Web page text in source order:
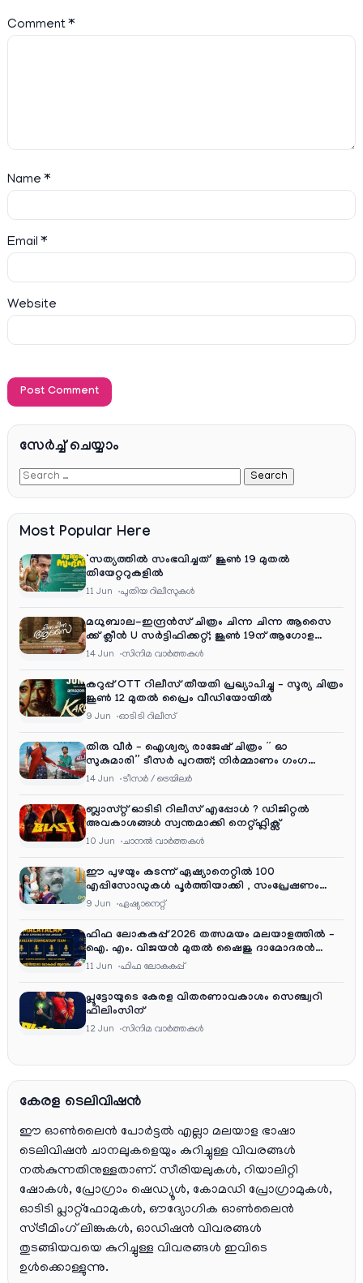
Comment*
Name*
Email*
Website
സേര്‍ച്ച്‌ ചെയ്യാം
Most Popular Here
‘സത്യത്തിൽ സംഭവിച്ചത്’ ജൂൺ 19 മുതൽ
തിയേറ്ററുകളിൽ
11 Jun പുതിയ റിലീസുകള്‍
മധുബാല-ഇന്ദ്രൻസ് ചിത്രം ചിന്ന ചിന്ന ആസൈ
ക്ക് ക്ലീൻ U സർട്ടിഫിക്കറ്റ്; ജൂൺ 19ന് ആഗോള
റിലീസ്
14 Jun സിനിമ വാര്‍ത്തകള്‍
കറുപ്പ് OTT റിലീസ് തീയതി പ്രഖ്യാപിച്ചു – സൂര്യ ചിത്രം
ജൂൺ 12 മുതൽ പ്രൈം വീഡിയോയിൽ
9 Jun ഓടിടി റിലീസ്
തിരു വീർ – ഐശ്വര്യ രാജേഷ് ചിത്രം ” ഓ
സുകുമാരി” ടീസർ പുറത്ത്; നിർമ്മാണം ഗംഗ
എന്റർടൈൻമെന്റ്‌സ്
14 Jun ടീസര്‍ / ട്രെയിലര്‍
ബ്ലാസ്റ്റ് ഓടിടി റിലീസ് എപ്പോൾ ? ഡിജിറ്റൽ
അവകാശങ്ങൾ സ്വന്തമാക്കി നെറ്റ്ഫ്ലിക്സ്
10 Jun ചാനല്‍ വാര്‍ത്തകള്‍
ഈ പുഴയും കടന്ന് ഏഷ്യാനെറ്റിൽ 100
എപ്പിസോഡുകൾ പൂർത്തിയാക്കി , സംപ്രേഷണം
തിങ്കൾ മുതൽ വെള്ളി വരെ രാത്രി 9:30 ന്
9 Jun ഏഷ്യാനെറ്റ്‌
ഫിഫ ലോകകപ്പ് 2026 തത്സമയം മലയാളത്തിൽ –
ഐ. എം. വിജയൻ മുതൽ ഷൈജു ദാമോദരൻ
വരെ കമന്ററി സംഘത്തിൽ
11 Jun ഫിഫ ലോകകപ്പ്
പ്ലൂട്ടോയുടെ കേരള വിതരണാവകാശം സെഞ്ച്വറി
ഫിലിംസിന്
12 Jun സിനിമ വാര്‍ത്തകള്‍
കേരള ടെലിവിഷൻ
ഈ ഓൺലൈൻ പോർട്ടൽ എല്ലാ മലയാള ഭാഷാ
ടെലിവിഷൻ ചാനലുകളെയും കുറിച്ചുള്ള വിവരങ്ങൾ
നൽകുന്നതിനുള്ളതാണ്. സീരിയലുകൾ, റിയാലിറ്റി
ഷോകൾ, പ്രോഗ്രാം ഷെഡ്യൂൾ, കോമഡി പ്രോഗ്രാമുകൾ,
ഓടിടി പ്ലാറ്റ്‌ഫോമുകൾ, ഔദ്യോഗിക ഓൺലൈൻ
സ്ട്രീമിംഗ് ലിങ്കുകൾ, ഓഡിഷൻ വിവരങ്ങൾ
തുടങ്ങിയവയെ കുറിച്ചുള്ള വിവരങ്ങൾ ഇവിടെ
ഉൾക്കൊള്ളുന്നു.